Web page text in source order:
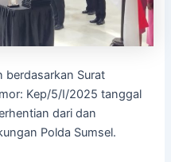
berdasarkan Surat
Kep/5/I/2025 tanggal
dari dan
Polda Sumsel.